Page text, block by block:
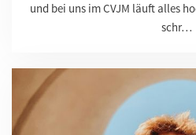
und bei uns im CVJM läuft alles
schr…